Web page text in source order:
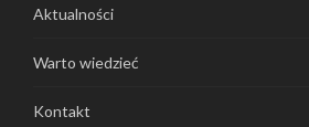
Aktualności
Warto wiedzieć
Kontakt